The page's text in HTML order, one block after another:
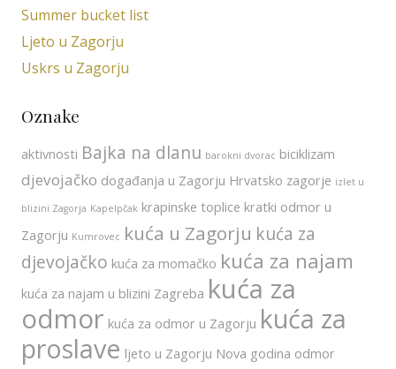
Summer bucket list
Ljeto u Zagorju
Uskrs u Zagorju
Oznake
aktivnosti Bajka na dlanu barokni dvorac biciklizam
djevojačko događanja u Zagorju Hrvatsko zagorje izlet u
blizini Zagorja Kapelpčak krapinske toplice kratki odmor u
Zagorju Kumrovec kuća u Zagorju kuća za
djevojačko kuća za momačko kuća za najam
kuća za najam u blizini Zagreba kuća za
odmor kuća za odmor u Zagorju kuća za
proslave ljeto u Zagorju Nova godina odmor